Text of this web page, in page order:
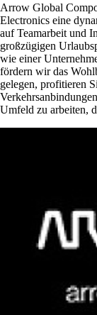
Arrow Global
Electronics eine
auf Teamarbeit und
großzügigen
wie einer
fördern wir das
gelegen, profitieren
Umfeld zu arbeiten,